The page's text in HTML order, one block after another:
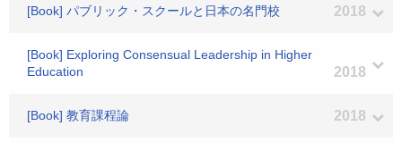
[Book] パブリック・スクールと日本の名門校 2018
[Book] Exploring Consensual Leadership in Higher
Education
2018
[Book] 教育課程論 2018